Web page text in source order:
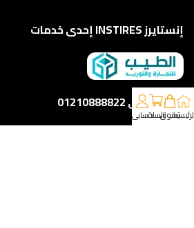
إنستايرز INSTIRES إحدى خدمات
كلمونا على 01210888822
تسوقالسلةحسابي